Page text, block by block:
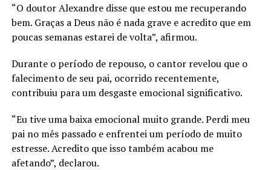
“O doutor Alexandre disse que estou me recuperando
bem. Graças a Deus não é nada grave e acredito que em
poucas semanas estarei de volta”, afirmou.
Durante o período de repouso, o cantor revelou que o
falecimento de seu pai, ocorrido recentemente,
contribuiu para um desgaste emocional significativo.
“Eu tive uma baixa emocional muito grande. Perdi meu
pai no mês passado e enfrentei um período de muito
estresse. Acredito que isso também acabou me
afetando”, declarou.